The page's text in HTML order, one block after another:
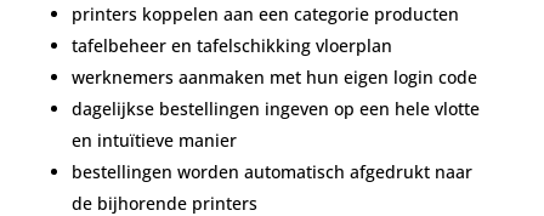
printers koppelen aan een categorie producten
tafelbeheer en tafelschikking vloerplan
werknemers aanmaken met hun eigen login code
dagelijkse bestellingen ingeven op een hele vlotte
en intuïtieve manier
bestellingen worden automatisch afgedrukt naar
de bijhorende printers